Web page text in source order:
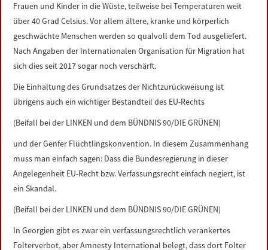
Frauen und Kinder in die Wüste, teilweise bei Temperaturen weit
über 40 Grad Celsius. Vor allem ältere, kranke und körperlich
geschwächte Menschen werden so qualvoll dem Tod ausgeliefert.
Nach Angaben der Internationalen Organisation für Migration hat
sich dies seit 2017 sogar noch verschärft.
Die Einhaltung des Grundsatzes der Nichtzurückweisung ist
übrigens auch ein wichtiger Bestandteil des EU-Rechts
(Beifall bei der LINKEN und dem BÜNDNIS 90/DIE GRÜNEN)
und der Genfer Flüchtlingskonvention. In diesem Zusammenhang
muss man einfach sagen: Dass die Bundesregierung in dieser
Angelegenheit EU-Recht bzw. Verfassungsrecht einfach negiert, ist
ein Skandal.
(Beifall bei der LINKEN und dem BÜNDNIS 90/DIE GRÜNEN)
In Georgien gibt es zwar ein verfassungsrechtlich verankertes
Folterverbot, aber Amnesty International belegt, dass dort Folter